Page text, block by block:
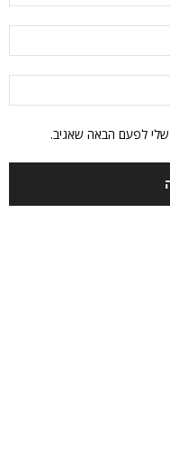
לפעם הבאה שאגיב.